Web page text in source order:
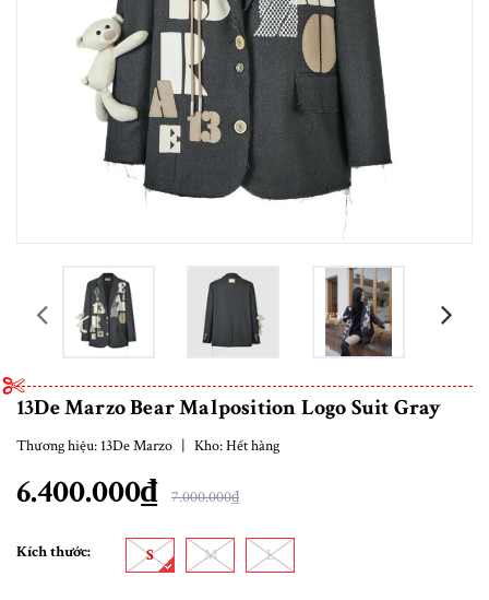
prev
13De Marzo Bear Malposition Logo Suit Gray
Thương hiệu: 13De Marzo | Kho:Hết hàng
6.400.000₫ 7.000.000₫
Kích thước: S M L